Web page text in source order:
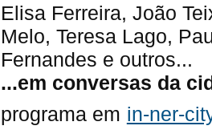
Elisa Ferreira, João
Melo, Teresa Lago,
Fernandes e outros...
...em conversas da
programa em in-ner-